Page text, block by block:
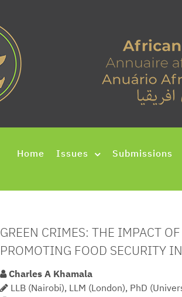
Home Issues Submissions
GREEN CRIMES: THE IMPACT
PROMOTING FOOD SECURITY
Charles A Khamala
LLB (Nairobi), LLM (London), PhD